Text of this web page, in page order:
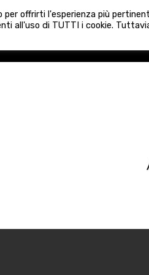
AGENZIA NUOVE
per offrirti l'esperienza più
all'uso di TUTTI i cookie.